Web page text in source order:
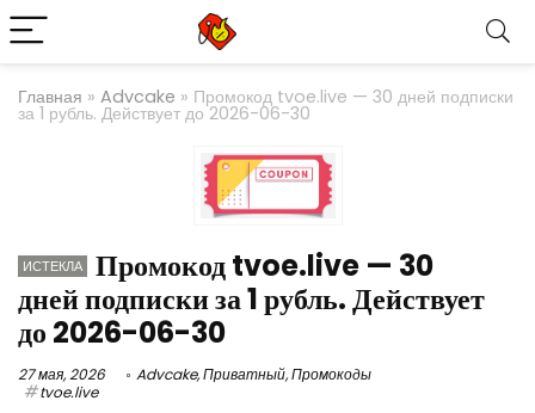
Главная » Advcake » Промокод tvoe.live — 30 дней подписки
за 1 рубль. Действует до 2026-06-30
ИСТЕКЛА
Промокод tvoe.live — 30
дней подписки за 1 рубль. Действует
до 2026-06-30
27 мая, 2026 Advcake,Приватный,Промокоды
tvoe.live